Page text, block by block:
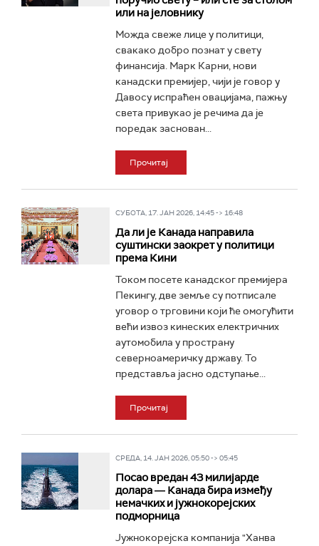
или на јеловнику
Можда свеже лице у политици,
свакако добро познат у свету
финансија. Марк Карни, нови
канадски премијер, чији је говор у
Давосу испраћен овацијама, пажњу
света привукао је речима да је
поредак заснован...
Прочитај
СУБОТА, 17. ЈАН 2026, 14:45 -> 16:48
Да ли је Канада направила
суштински заокрет у политици
према Кини
Током посете канадског премијера
Пекингу, две земље су потписале
уговор о трговини који ће омогућити
већи извоз кинеских електричних
аутомобила у пространу
северноамеричку државу. То
представља јасно одступање...
Прочитај
СРЕДА, 14. ЈАН 2026, 05:50 -> 05:45
Посао вредан 43 милијарде
долара ― Канада бира између
немачких и јужнокорејских
подморница
Јужнокорејска компанија "Ханва